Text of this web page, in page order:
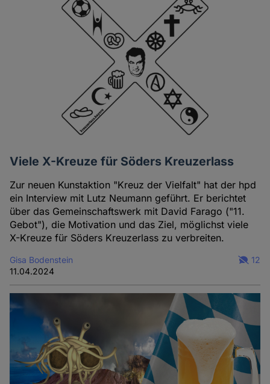
Viele X-Kreuze für Söders Kreuzerlass
Zur neuen Kunstaktion "Kreuz der Vielfalt" hat der hpd
ein Interview mit Lutz Neumann geführt. Er berichtet
über das Gemeinschaftswerk mit David Farago ("11.
Gebot"), die Motivation und das Ziel, möglichst viele
X-Kreuze für Söders Kreuzerlass zu verbreiten.
Gisa Bodenstein
11.04.2024
12